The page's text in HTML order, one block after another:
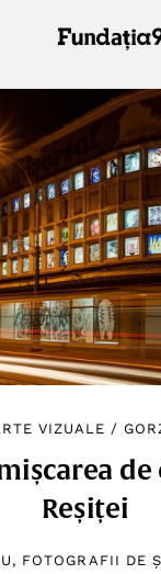
VIZUALE /
de
Reșiței
, FOTOGRAFII DE